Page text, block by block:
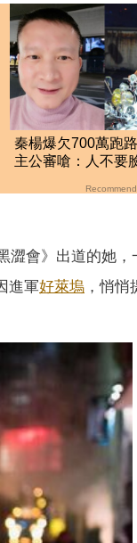
秦楊爆欠700萬跑
主公審嗆：人不要
澀會》出道的她，
進軍好萊塢 ，悄悄